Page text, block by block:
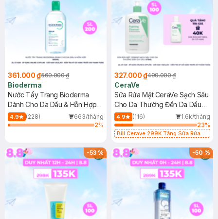
361.000 ₫560.000 ₫
Bioderma
Nước Tẩy Trang Bioderma
Dành Cho Da Dầu & Hỗn Hợp
500ml
4.9 (228)
663/tháng
2%
327.000 ₫490.000 ₫
CeraVe
Sữa Rửa Mặt CeraVe Sạch Sâu
Cho Da Thường Đến Da Dầu
473ml
4.9 (116)
1.6k/tháng
23%
Bill Cerave 299K Tặng Sữa Rửa
-53% -50%